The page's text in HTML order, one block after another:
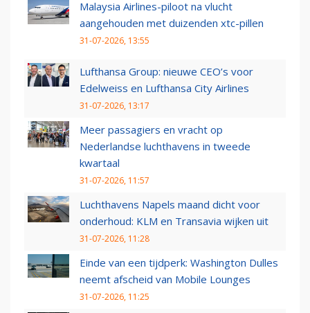
Malaysia Airlines-piloot na vlucht
aangehouden met duizenden xtc-pillen
31-07-2026, 13:55
Lufthansa Group: nieuwe CEO’s voor
Edelweiss en Lufthansa City Airlines
31-07-2026, 13:17
Meer passagiers en vracht op
Nederlandse luchthavens in tweede
kwartaal
31-07-2026, 11:57
Luchthavens Napels maand dicht voor
onderhoud: KLM en Transavia wijken uit
31-07-2026, 11:28
Einde van een tijdperk: Washington Dulles
neemt afscheid van Mobile Lounges
31-07-2026, 11:25